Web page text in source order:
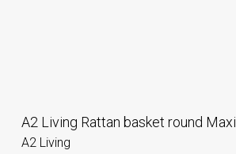
A2 Living Rattan basket round Maxi
A2 Living